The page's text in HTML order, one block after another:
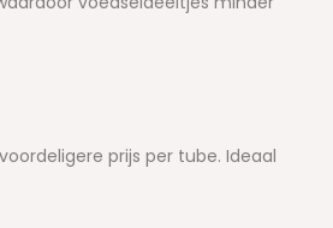
prijs per tube. Ideaal